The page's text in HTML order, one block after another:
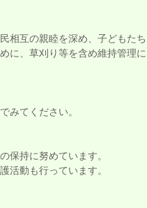
相互の親睦を深め、子どもたち
に、草刈り等を含め維持管理に
みてください。
保持に努めています。
活動も行っています。